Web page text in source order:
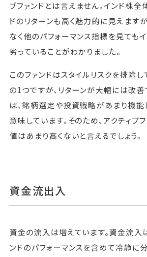
ブファンドとは言えません。インド株全
ドのリターンも高く魅力的に見えます
なく他のパフォーマンス指標を見ても
劣っていることがわかりました。
このファンドはスタイルリスクを排除
の1つですが、リターンが大幅には改
は、銘柄選定や投資戦略があまり機能
意味しています。そのため、アクティブ
値はあまり高くないと言えるでしょう。
資金流出入
資金の流入は増えています。資金流入
ンドのパフォーマンスを含めて冷静に分